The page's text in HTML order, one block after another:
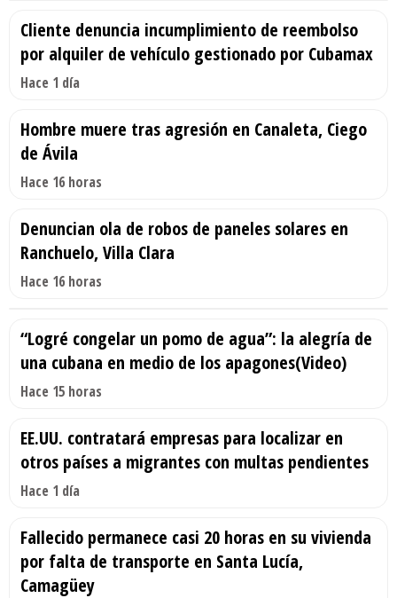
Cliente denuncia incumplimiento de reembolso
por alquiler de vehículo gestionado por Cubamax
Hace 1 día
Hombre muere tras agresión en Canaleta, Ciego
de Ávila
Hace 16 horas
Denuncian ola de robos de paneles solares en
Ranchuelo, Villa Clara
Hace 16 horas
“Logré congelar un pomo de agua”: la alegría de
una cubana en medio de los apagones(Video)
Hace 15 horas
EE.UU. contratará empresas para localizar en
otros países a migrantes con multas pendientes
Hace 1 día
Fallecido permanece casi 20 horas en su vivienda
por falta de transporte en Santa Lucía,
Camagüey